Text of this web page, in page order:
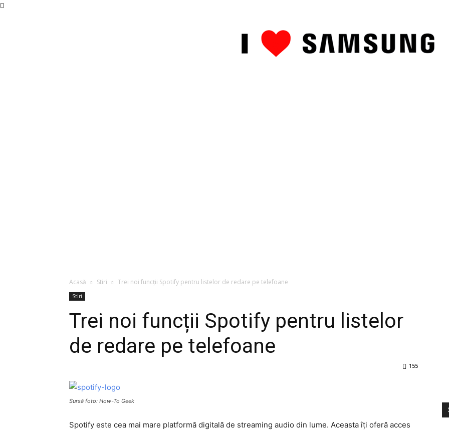
Acasă Stiri Trei noi funcții Spotify pentru listelor de redare pe telefoane
Stiri
Trei noi funcții Spotify pentru listelor
de redare pe telefoane
155
Sursă foto: How-To Geek
Spotify este cea mai mare platformă digitală de streaming audio din lume. Aceasta îți oferă acces